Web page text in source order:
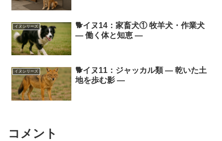
イヌシリーズ
🐕イヌ14：家畜犬① 牧羊犬・作業犬
― 働く体と知恵 ―
イヌシリーズ
🐕イヌ11：ジャッカル類 ― 乾いた土
地を歩む影 ―
コメント